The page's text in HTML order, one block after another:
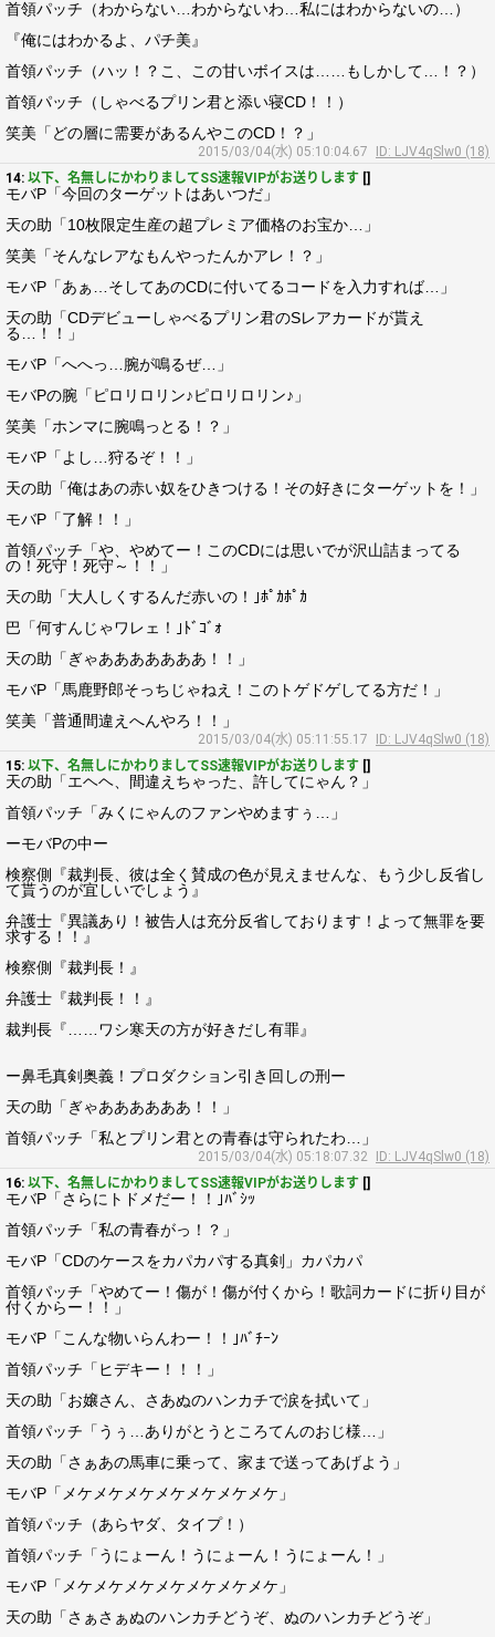
首領パッチ（わからない…わからないわ…私にはわからないの…）
『俺にはわかるよ、パチ美』
首領パッチ（ハッ！？こ、この甘いボイスは……もしかして…！？）
首領パッチ（しゃべるプリン君と添い寝CD！！）
笑美「どの層に需要があるんやこのCD！？」
2015/03/04(水) 05:10:04.67
ID: LJV4qSlw0 (18)
14: 以下、名無しにかわりましてSS速報VIPがお送りします []
モバP「今回のターゲットはあいつだ」
天の助「10枚限定生産の超プレミア価格のお宝か…」
笑美「そんなレアなもんやったんかアレ！？」
モバP「あぁ…そしてあのCDに付いてるコードを入力すれば…」
天の助「CDデビューしゃべるプリン君のSレアカードが貰え
る…！！」
モバP「へへっ…腕が鳴るぜ…」
モバPの腕「ピロリロリン♪ピロリロリン♪」
笑美「ホンマに腕鳴っとる！？」
モバP「よし…狩るぞ！！」
天の助「俺はあの赤い奴をひきつける！その好きにターゲットを！」
モバP「了解！！」
首領パッチ「や、やめてー！このCDには思いでが沢山詰まってる
の！死守！死守～！！」
天の助「大人しくするんだ赤いの！｣ﾎﾟｶﾎﾟｶ
巴「何すんじゃワレェ！｣ﾄﾞｺﾞｫ
天の助「ぎゃあああああああ！！」
モバP「馬鹿野郎そっちじゃねえ！このトゲドゲしてる方だ！」
笑美「普通間違えへんやろ！！」
2015/03/04(水) 05:11:55.17
ID: LJV4qSlw0 (18)
15: 以下、名無しにかわりましてSS速報VIPがお送りします []
天の助「エヘヘ、間違えちゃった、許してにゃん？」
首領パッチ「みくにゃんのファンやめますぅ…」
ーモバPの中ー
検察側『裁判長、彼は全く賛成の色が見えませんな、もう少し反省し
て貰うのが宜しいでしょう』
弁護士『異議あり！被告人は充分反省しております！よって無罪を要
求する！！』
検察側『裁判長！』
弁護士『裁判長！！』
裁判長『……ワシ寒天の方が好きだし有罪』
ー鼻毛真剣奥義！プロダクション引き回しの刑ー
天の助「ぎゃああああああ！！」
首領パッチ「私とプリン君との青春は守られたわ…」
2015/03/04(水) 05:18:07.32
ID: LJV4qSlw0 (18)
16: 以下、名無しにかわりましてSS速報VIPがお送りします []
モバP「さらにトドメだー！！｣ﾊﾞｼｯ
首領パッチ「私の青春がっ！？」
モバP「CDのケースをカパカパする真剣」カパカパ
首領パッチ「やめてー！傷が！傷が付くから！歌詞カードに折り目が
付くからー！！」
モバP「こんな物いらんわー！！｣ﾊﾞﾁｰﾝ
首領パッチ「ヒデキー！！！」
天の助「お嬢さん、さあぬのハンカチで涙を拭いて」
首領パッチ「うぅ…ありがとうところてんのおじ様…」
天の助「さぁあの馬車に乗って、家まで送ってあげよう」
モバP「メケメケメケメケメケメケメケ」
首領パッチ（あらヤダ、タイプ！）
首領パッチ「うにょーん！うにょーん！うにょーん！」
モバP「メケメケメケメケメケメケメケ」
天の助「さぁさぁぬのハンカチどうぞ、ぬのハンカチどうぞ」